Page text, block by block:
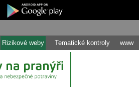
Rizikové weby Tematické kontroly www